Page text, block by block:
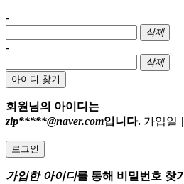
-
삭제
-
삭제
아이디 찾기
회원님의 아이디는
zip*****@naver.com입니다. 가입일 |
로그인
가입한 아이디를 통해 비밀번호 찾기